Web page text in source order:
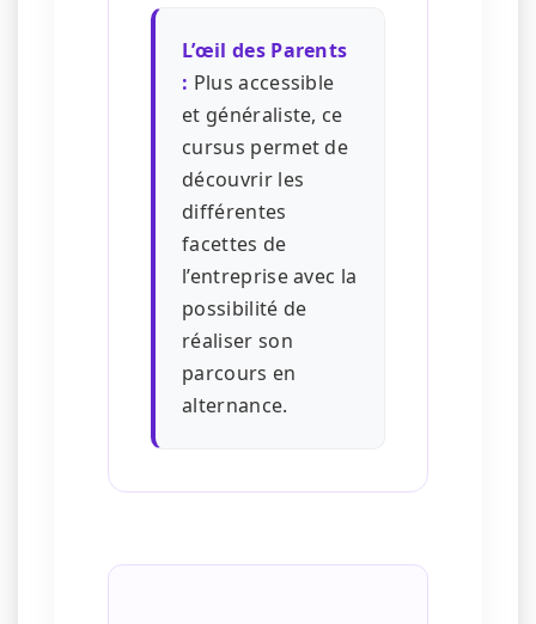
L’œil des Parents
: Plus accessible
et généraliste, ce
cursus permet de
découvrir les
différentes
facettes de
l’entreprise avec la
possibilité de
réaliser son
parcours en
alternance.